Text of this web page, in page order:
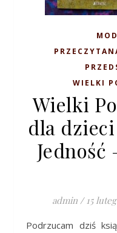
WIELKI
Wielki
dla
Jedność
admin / 15
Podrzucam dziś książeczki Wydawnictwa Jedność,